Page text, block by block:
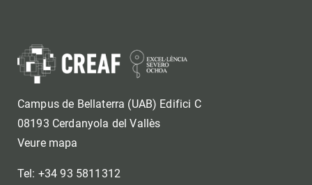
Campus de Bellaterra (UAB) Edifici C
08193 Cerdanyola del Vallès
Veure mapa
Tel: +34 93 5811312